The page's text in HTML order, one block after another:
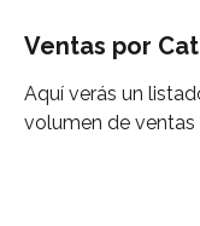
Ventas por
Aquí verás un
volumen de